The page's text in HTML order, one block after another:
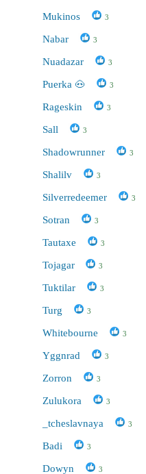
Mukinos 3
Nabar 3
Nuadazar 3
Puerka 🐽 3
Rageskin 3
Sall 3
Shadowrunner 3
Shalilv 3
Silverredeemer 3
Sotran 3
Tautaxe 3
Tojagar 3
Tuktilar 3
Turg 3
Whitebourne 3
Yggnrad 3
Zorron 3
Zulukora 3
_tcheslavnaya 3
Badi 3
Dowyn 3